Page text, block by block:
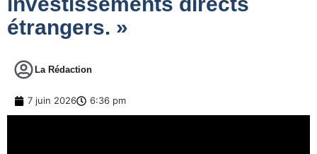
étrangers. »
La Rédaction
7 juin 2026 6:36 pm